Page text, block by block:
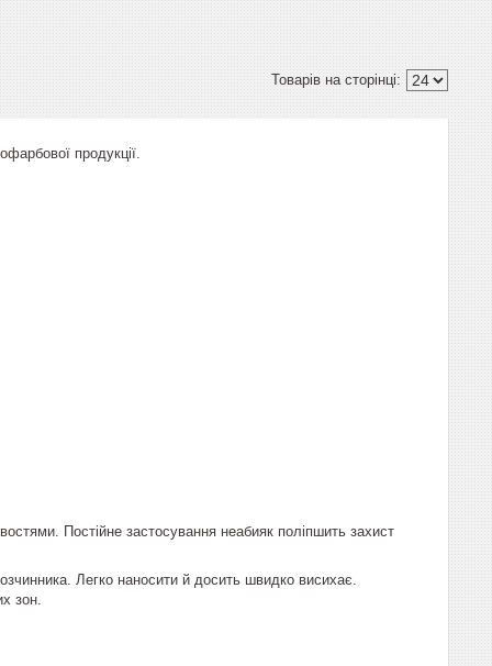
продукції.
Постійне застосування неабияк поліпшить захист
Легко наносити й досить швидко висихає.
зон.